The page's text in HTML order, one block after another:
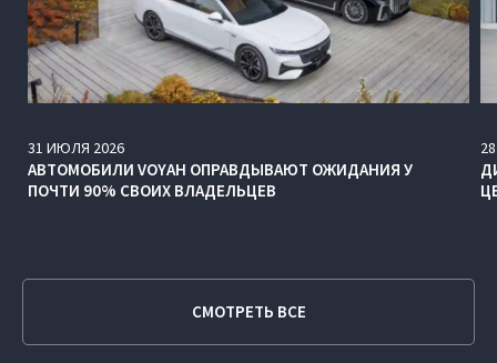
31 ИЮЛЯ 2026
АВТОМОБИЛИ VOYAH ОПРАВДЫВАЮТ ОЖИДАНИЯ У
ПОЧТИ 90% СВОИХ ВЛАДЕЛЬЦЕВ
28
СМОТРЕТЬ ВСЕ